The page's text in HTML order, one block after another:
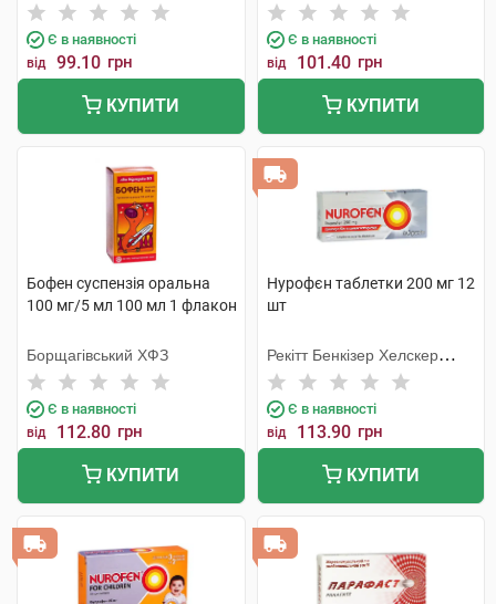
Є в наявності
від 99.10 грн
КУПИТИ
Є в наявності
від 101.40 грн
КУПИТИ
Бофен суспензія оральна
100 мг/5 мл 100 мл 1 флакон
Борщагівський ХФЗ
Є в наявності
від 112.80 грн
КУПИТИ
Нурофєн таблетки 200 мг 12
шт
Рекітт Бенкізер Хелскер
Інтернешнл
Є в наявності
від 113.90 грн
КУПИТИ